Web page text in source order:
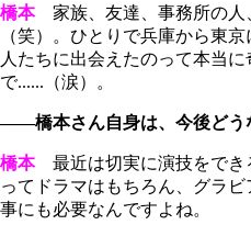
橋本家族、友達、事務所の人
（笑）。ひとりで兵庫から東
人たちに出会えたのって本当
で......（涙）。
――橋本さん自身は、今後どう
橋本最近は切実に演技をでき
ってドラマはもちろん、グラ
事にも必要なんですよね。